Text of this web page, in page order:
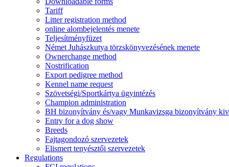
Tariff
Litter registration method
online alombejelentés menete
Teljesítményfüzet
Német Juhászkutya törzskönyvezésének menete
Ownerchange method
Nostrification
Export pedigree method
Kennel name request
Szövetségi/Sportkártya ügyintézés
Champion administration
BH bizonyítvány és/vagy Munkavizsga bizonyítvány
Entry for a dog show
Breeds
Fajtagondozó szervezetek
Elismert tenyésztői szervezetek
Regulations